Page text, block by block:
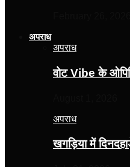
अपराध
अपराध
वोट Vibe के
अपराध
खगड़िया में